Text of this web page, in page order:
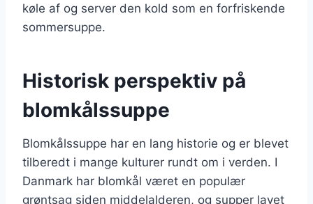
køle af og server den kold som en forfriskende
sommersuppe.
Historisk perspektiv på
blomkålssuppe
Blomkålssuppe har en lang historie og er blevet
tilberedt i mange kulturer rundt om i verden. I
Danmark har blomkål været en populær
grøntsag siden middelalderen, og supper lavet